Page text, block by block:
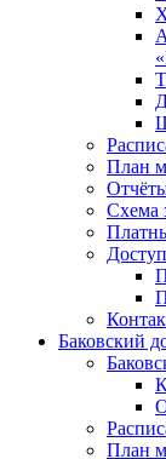
План
Схема
Баковский
План